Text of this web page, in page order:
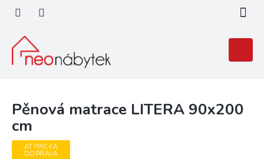
obsah
košík
Pěnová matrace LITERA 90x200
cm
ATYPICKÁ
DOPRAVA